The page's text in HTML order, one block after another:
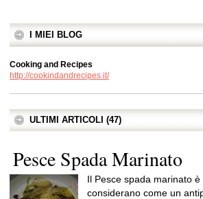
I MIEI BLOG
Cooking and Recipes
http://cookindandrecipes.it/
ULTIMI ARTICOLI (47)
Pesce Spada Marinato
Il Pesce spada marinato
considerano come un